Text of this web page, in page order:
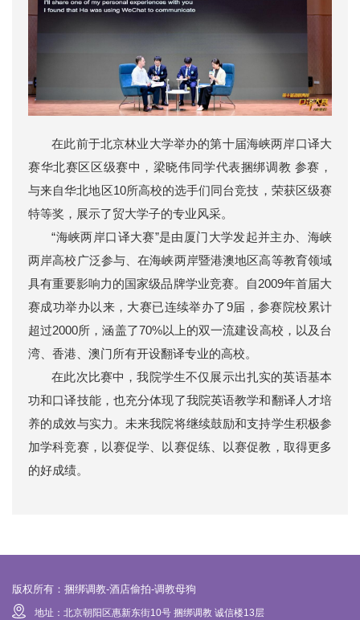
在此前于北京林业大学举办的第十届海峡两岸口译大
赛华北赛区区级赛中，梁晓伟同学代表捆绑调教 参赛，
与来自华北地区10所高校的选手们同台竞技，荣获区级赛
特等奖，展示了贸大学子的专业风采。
“海峡两岸口译大赛”是由厦门大学发起并主办、海峡
两岸高校广泛参与、在海峡两岸暨港澳地区高等教育领域
具有重要影响力的国家级品牌学业竞赛。自2009年首届大
赛成功举办以来，大赛已连续举办了9届，参赛院校累计
超过2000所，涵盖了70%以上的双一流建设高校，以及台
湾、香港、澳门所有开设翻译专业的高校。
在此次比赛中，我院学生不仅展示出扎实的英语基本
功和口译技能，也充分体现了我院英语教学和翻译人才培
养的成效与实力。未来我院将继续鼓励和支持学生积极参
加学科竞赛，以赛促学、以赛促练、以赛促教，取得更多
的好成绩。
版权所有：捆绑调教-酒店偷拍-调教母狗
地址：北京朝阳区惠新东街10号 捆绑调教 诚信楼13层